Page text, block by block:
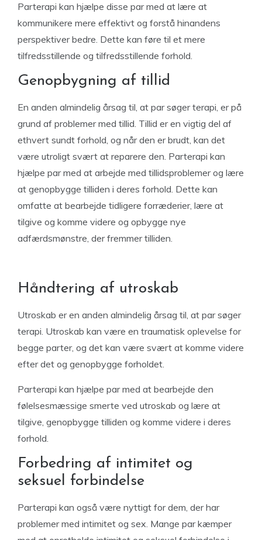
Parterapi kan hjælpe disse par med at lære at
kommunikere mere effektivt og forstå hinandens
perspektiver bedre. Dette kan føre til et mere
tilfredsstillende og tilfredsstillende forhold.
Genopbygning af tillid
En anden almindelig årsag til, at par søger terapi, er på
grund af problemer med tillid. Tillid er en vigtig del af
ethvert sundt forhold, og når den er brudt, kan det
være utroligt svært at reparere den. Parterapi kan
hjælpe par med at arbejde med tillidsproblemer og lære
at genopbygge tilliden i deres forhold. Dette kan
omfatte at bearbejde tidligere forræderier, lære at
tilgive og komme videre og opbygge nye
adfærdsmønstre, der fremmer tilliden.
Håndtering af utroskab
Utroskab er en anden almindelig årsag til, at par søger
terapi. Utroskab kan være en traumatisk oplevelse for
begge parter, og det kan være svært at komme videre
efter det og genopbygge forholdet.
Parterapi kan hjælpe par med at bearbejde den
følelsesmæssige smerte ved utroskab og lære at
tilgive, genopbygge tilliden og komme videre i deres
forhold.
Forbedring af intimitet og
seksuel forbindelse
Parterapi kan også være nyttigt for dem, der har
problemer med intimitet og sex. Mange par kæmper